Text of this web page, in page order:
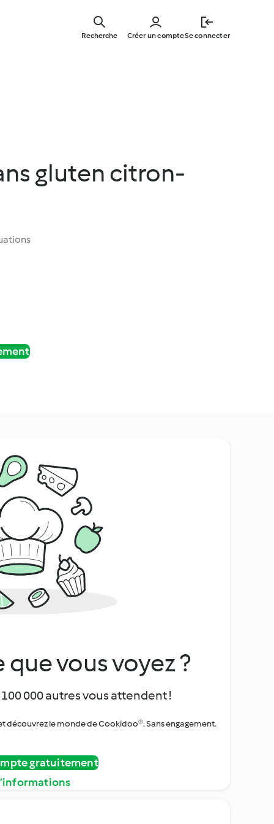
main
Créer un compteSe connecter
Recherche
gluten citron-
vous voyez ?
000 autres vous attendent !
découvrez le monde de Cookidoo®. Sans engagement.
gratuitement